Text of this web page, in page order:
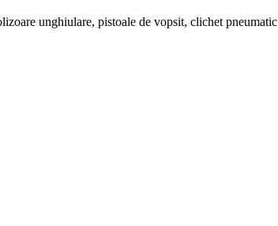
unghiulare, pistoale de vopsit, clichet pneumatic